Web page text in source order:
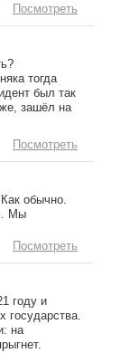
Посмотреть
тогда
был так
зашёл на
Посмотреть
обычно.
Мы
Посмотреть
году и
государства.
на